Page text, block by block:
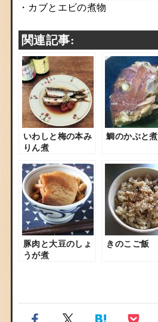
・ カブとエビの煮物
関連記事:
いわしと梅の本み
りん煮
鯛のかぶと煮
豚肉と大豆のしょ
うが煮
きのこご飯